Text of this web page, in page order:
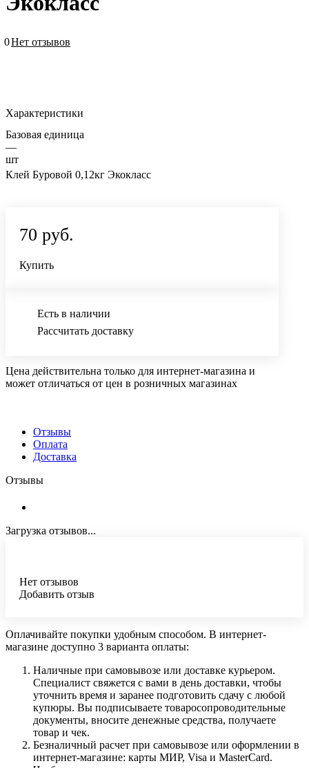
0Нет отзывов
Характеристики
Базовая единица
—
шт
Клей Буровой 0,12кг Экокласс
70 руб.
Купить
Есть в наличии
Рассчитать доставку
Цена действительна только для интернет-магазина и
может отличаться от цен в розничных магазинах
Отзывы
Оплата
Доставка
Отзывы
Загрузка отзывов...
Нет отзывов
Добавить отзыв
Оплачивайте покупки удобным способом. В интернет-
магазине доступно 3 варианта оплаты:
Наличные при самовывозе или доставке курьером.
Специалист свяжется с вами в день доставки, чтобы
уточнить время и заранее подготовить сдачу с любой
купюры. Вы подписываете товаросопроводительные
документы, вносите денежные средства, получаете
товар и чек.
Безналичный расчет при самовывозе или оформлении в
интернет-магазине: карты МИР, Visa и MasterCard.